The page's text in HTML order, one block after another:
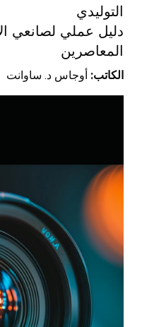
التوليدي
دليل عملي لصانعي
المعاصرين
الكاتب: أوجاس د. ساوانت